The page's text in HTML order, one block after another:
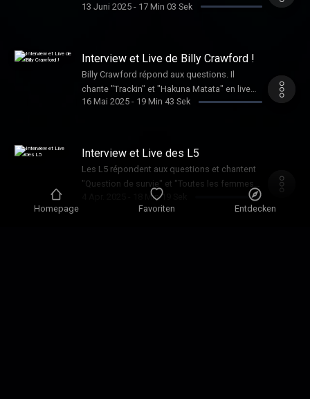
Homepage Favoriten Entdecken
Chérie.
13 Juni 2025- 17 Min 03 Sek
Interview et Live de Billy Crawford !
Billy Crawford répond aux questions. Il
chante "Trackin" et "Hakuna Matata" en live
dans le Réveil Chérie.
16 Mai 2025- 19 Min 43 Sek
Interview et Live des L5
Les L5 répondent aux questions et chantent
"Question de survie" et "Toutes les femmes
de ta vie" en live dans le Réveil Chérie.
18 Min 19 Sek